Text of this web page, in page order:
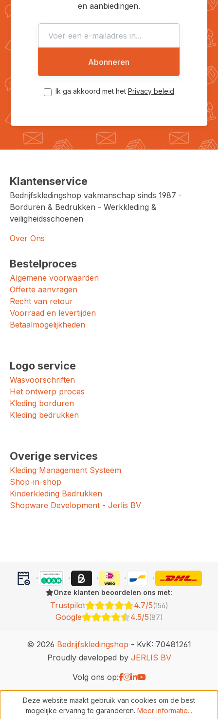
en aanbiedingen.
Abonneren
Ik ga akkoord met het Privacy beleid
Klantenservice
Bedrijfskledingshop vakmanschap sinds 1987 -
Borduren & Bedrukken - Werkkleding &
veiligheidsschoenen
Over Ons
Bestelproces
Algemene voorwaarden
Offerte aanvragen
Recht van retour
Voorraad en levertijden
Betaalmogelijkheden
Logo service
Wasvoorschriften
Het ontwerp proces
Kleding borduren
Kleding bedrukken
Overige services
Kleding Management Systeem
Shop-in-shop
Kinderkleding Bedrukken
Shopware Development - Jerlis BV
Onze klanten beoordelen ons met:
Trustpilot 4.7/5(156)
Google 4.5/5(87)
© 2026 Bedrijfskledingshop - KvK: 70481261
Proudly developed by JERLIS BV
Volg ons op:
Deze website maakt gebruik van cookies om de best
mogelijke ervaring te garanderen. Meer informatie...